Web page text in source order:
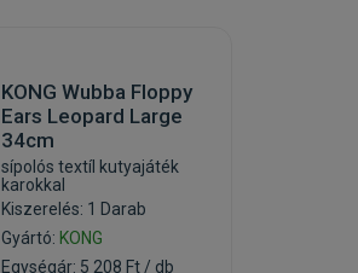
KONG Wubba Floppy
Ears Leopard Large
34cm
sípolós textíl kutyajáték
karokkal
Kiszerelés: 1 Darab
Gyártó: KONG
Egységár: 5 208 Ft / db